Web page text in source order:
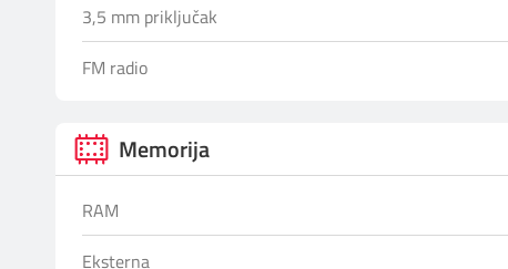
3,5 mm priključak
FM radio
Memorija
RAM
Eksterna